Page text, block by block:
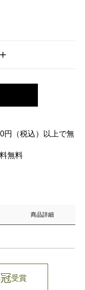
円（税込）以上で無
無料
商品詳細
受賞